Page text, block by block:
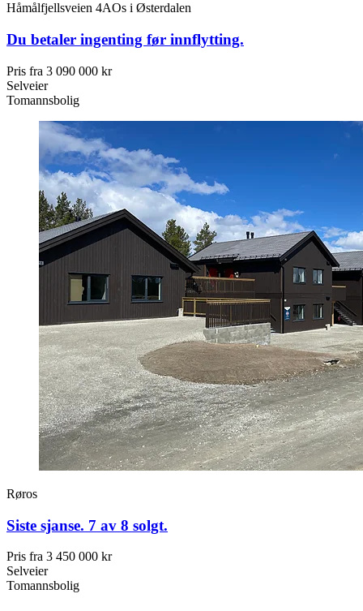
Håmålfjellsveien 4AOs i Østerdalen
Du betaler ingenting før innflytting.
Pris fra 3 090 000 kr
Selveier
Tomannsbolig
Røros
Siste sjanse. 7 av 8 solgt.
Pris fra 3 450 000 kr
Selveier
Tomannsbolig